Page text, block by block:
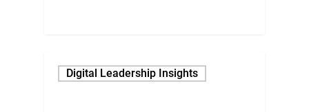
Digital Leadership Insights